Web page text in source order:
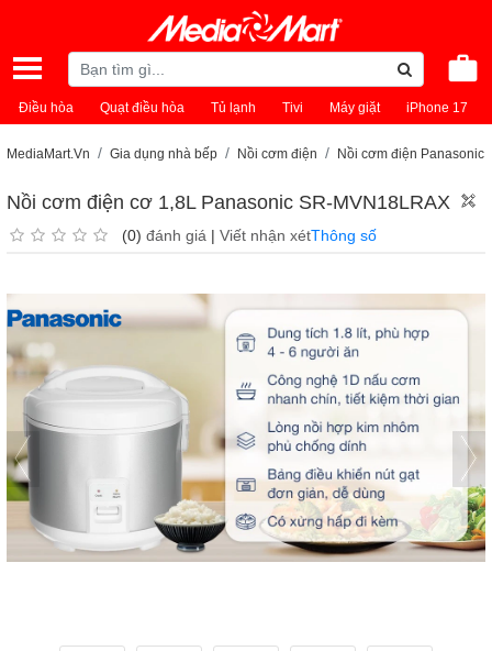
Điều hòa Quạt điều hòa Tủ lạnh Tivi Máy giặt iPhone 17
MediaMart.Vn Gia dụng nhà bếp Nồi cơm điện Nồi cơm điện Panasonic
Nồi cơm điện cơ 1,8L Panasonic SR-MVN18LRAX
(0) đánh giá | Viết nhận xétThông số